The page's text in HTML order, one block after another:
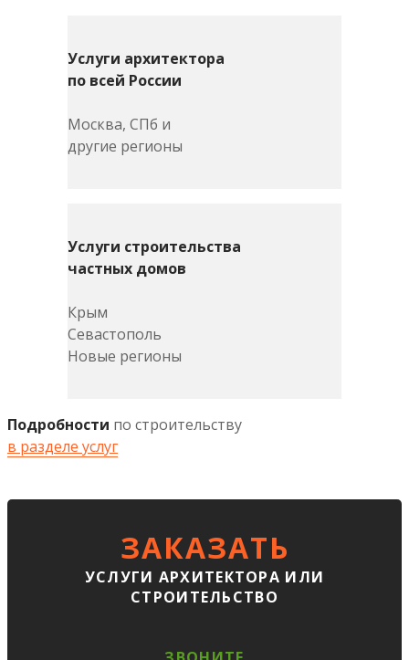
Услуги архитектора
по всей России
Москва, СПб и
другие регионы
Услуги строительства
частных домов
Крым
Севастополь
Новые регионы
Подробности по строительству
в разделе услуг
ЗАКАЗАТЬ
УСЛУГИ АРХИТЕКТОРА ИЛИ
СТРОИТЕЛЬСТВО